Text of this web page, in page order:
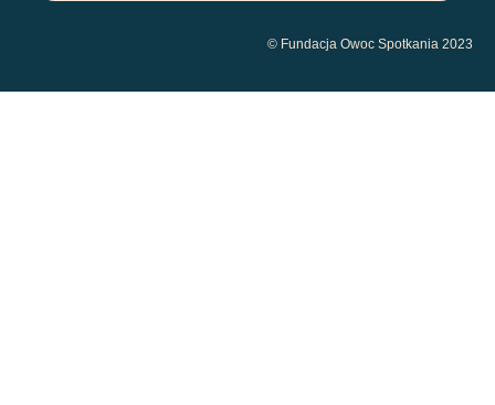
© Fundacja Owoc Spotkania 2023